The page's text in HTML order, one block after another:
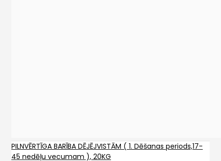
PILNVĒRTĪGA BARĪBA DĒJĒJVISTĀM ( 1. Dēšanas periods,17-
45 nedēļu vecumam ), 20KG